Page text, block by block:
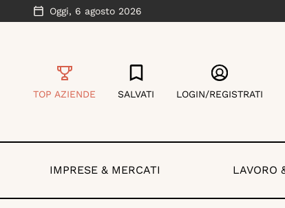
Oggi, 6 agosto 2026
TOP AZIENDE SALVATI LOGIN/REGISTRATI
IMPRESE & MERCATI LAVORO